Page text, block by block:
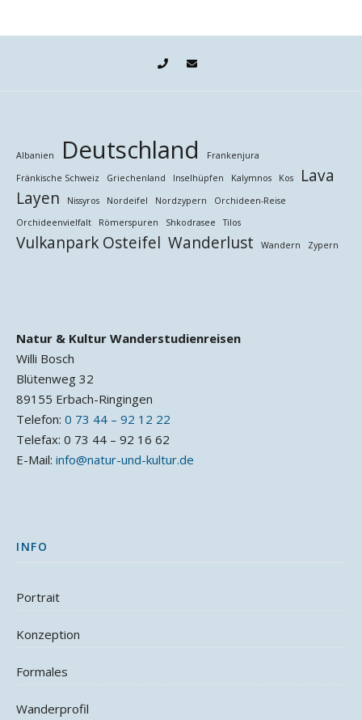
Albanien Deutschland
Frankenjura
Fränkische Schweiz
Griechenland Inselhüpfen Kalymnos Kos
Lava
Layen
Nissyros Nordeifel Nordzypern
Orchideen-Reise
Orchideenvielfalt
Römerspuren Shkodrasee Tilos
Vulkanpark Osteifel Wanderlust Wandern Zypern
Natur & Kultur Wanderstudienreisen
Willi Bosch
Blütenweg 32
89155 Erbach-Ringingen
Telefon: 0 73 44 – 92 12 22
Telefax: 0 73 44 – 92 16 62
E-Mail: info@natur-und-kultur.de
INFO
Portrait
Konzeption
Formales
Wanderprofil